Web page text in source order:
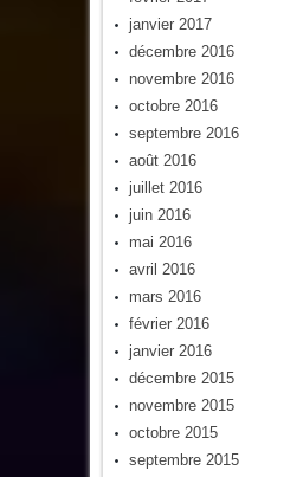
janvier 2017
décembre 2016
novembre 2016
octobre 2016
septembre 2016
août 2016
juillet 2016
juin 2016
mai 2016
avril 2016
mars 2016
février 2016
janvier 2016
décembre 2015
novembre 2015
octobre 2015
septembre 2015